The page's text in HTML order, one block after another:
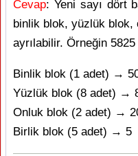
Cevap: Yeni sayı dört
binlik blok, yüzlük
ayrılabilir. Örneğin 5825
Binlik blok (1 adet) →
Yüzlük blok (8 adet) →
Onluk blok (2 adet) →
Birlik blok (5 adet) → 5